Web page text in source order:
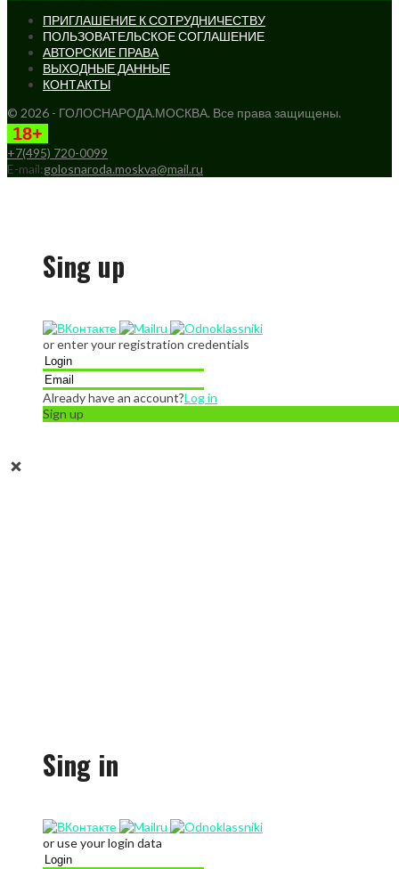
ПРИГЛАШЕНИЕ К СОТРУДНИЧЕСТВУ
ПОЛЬЗОВАТЕЛЬСКОЕ СОГЛАШЕНИЕ
АВТОРСКИЕ ПРАВА
ВЫХОДНЫЕ ДАННЫЕ
КОНТАКТЫ
© 2026 - ГОЛОСНАРОДА.МОСКВА. Все права защищены.
18+
+7(495) 720-0099
E-mail:golosnaroda.moskva@mail.ru
Sing up
or enter your registration credentials
Already have an account?Log in
Sign up
Sing in
or use your login data